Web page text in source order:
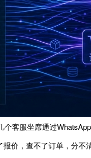
客服坐席通过
价，查不了订单，分不